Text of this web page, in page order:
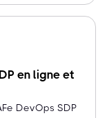
en ligne et
DevOps SDP